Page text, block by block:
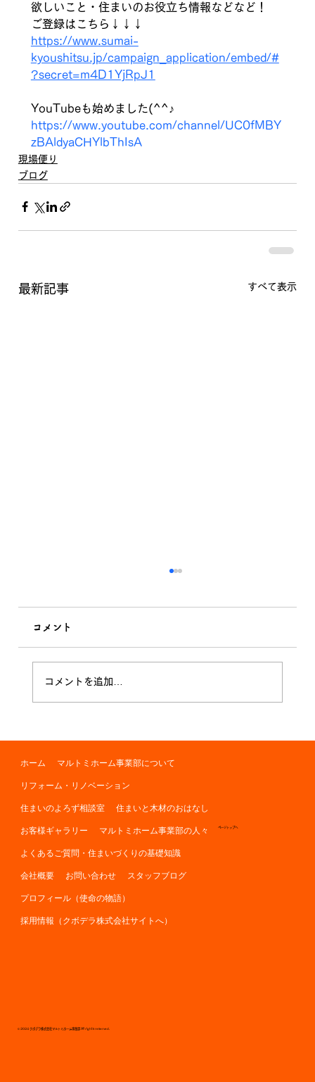
欲しいこと・住まいのお役立ち情報などなど！
ご登録はこちら↓↓↓
https://www.sumai-
kyoushitsu.jp/campaign_application/embed/#
?secret=m4D1YjRpJ1
YouTubeも始めました(^^♪
https://www.youtube.com/channel/UC0fMBY
zBAldyaCHYlbThIsA
現場便り
ブログ
最新記事 すべて表示
木の伐採 無事に完了！
コメント
コメントを追加…
© 2024 クボデラ株式会社マルトミホーム事業部 All rights reserved.
ホーム マルトミホーム事業部について
リフォーム・リノベーション
住まいのよろず相談室 住まいと木材のおはなし
お客様ギャラリー マルトミホーム事業部の人々
よくあるご質問・住まいづくりの基礎知識
会社概要 お問い合わせ スタッフブログ
プロフィール（使命の物語）
採用情報（クボデラ株式会社サイトへ）
ページトップへ